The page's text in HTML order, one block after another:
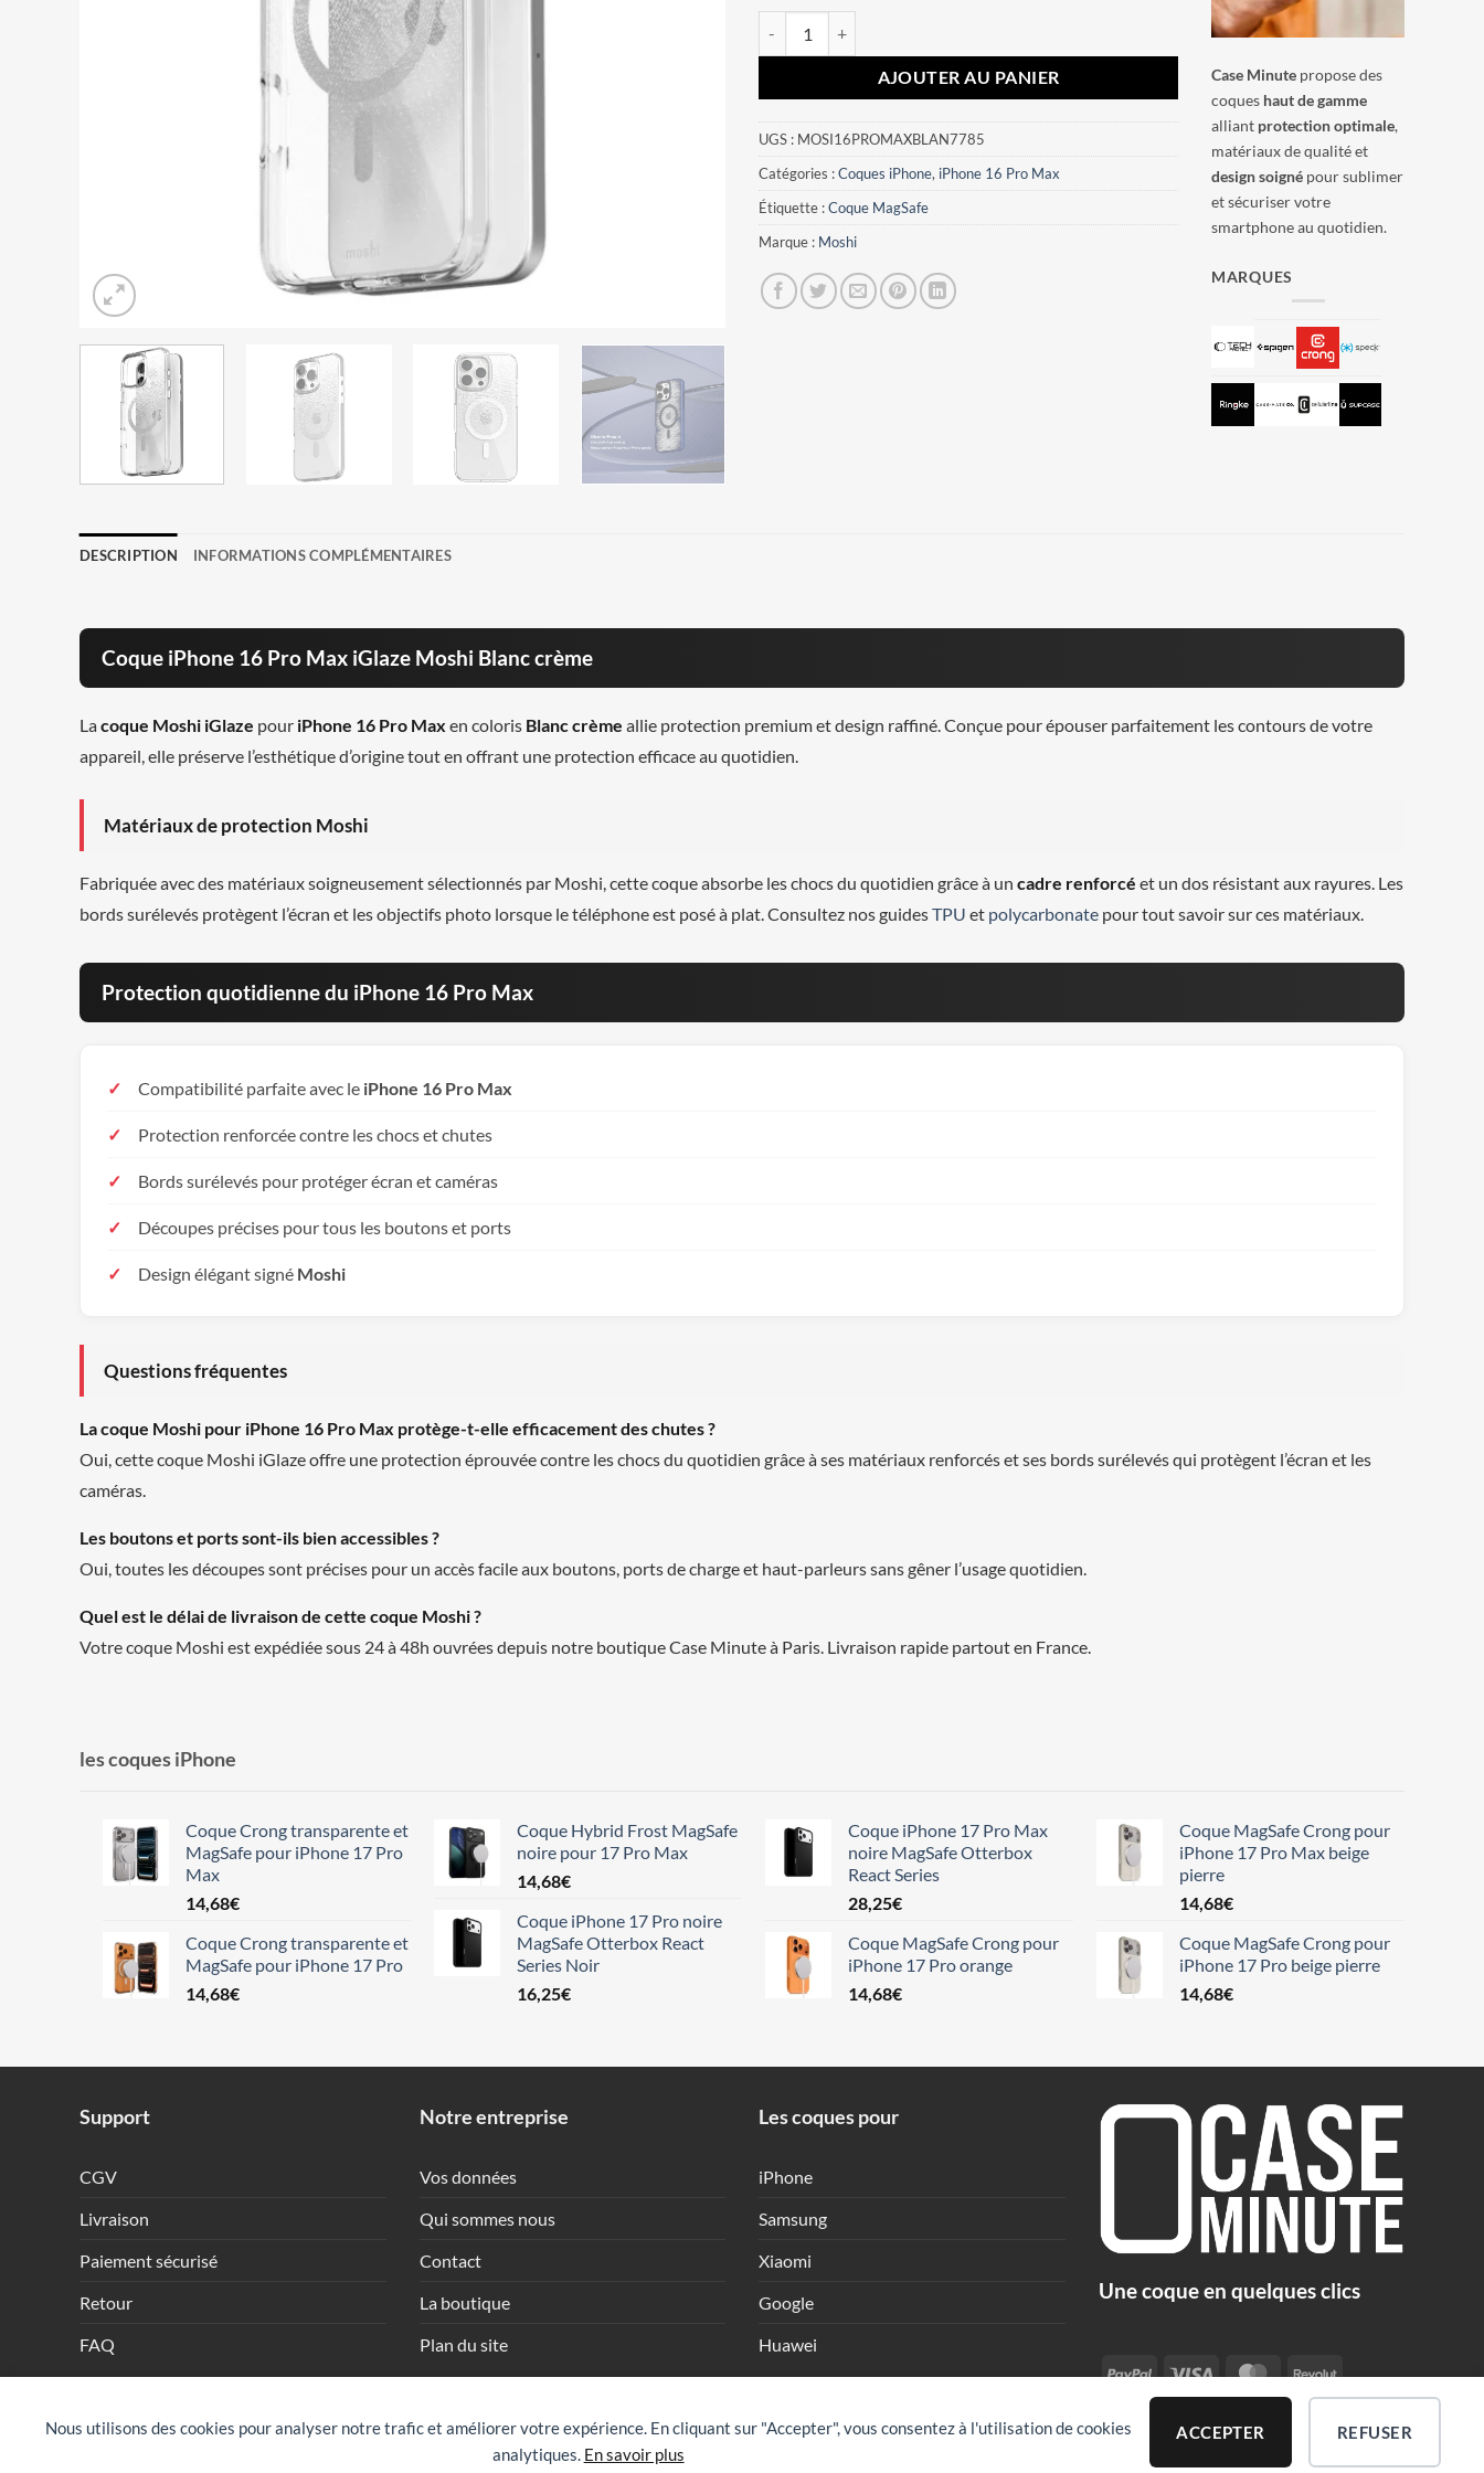
Nous utilisons des cookies pour analyser notre trafic et améliorer votre expérience. En cliquant sur "Accepter", vous consentez à l'utilisation de cookies
analytiques. En savoir plus
ACCEPTER REFUSER
AJOUTER AU PANIER
UGS : MOSI16PROMAXBLAN7785
Catégories :Coques iPhone, iPhone 16 Pro Max
Étiquette :Coque MagSafe
Marque : Moshi
Case Minute propose des
coques haut de gamme
alliant protection optimale,
matériaux de qualité et
design soigné pour sublimer
et sécuriser votre
smartphone au quotidien.
MARQUES
DESCRIPTION INFORMATIONS COMPLÉMENTAIRES
Coque iPhone 16 Pro Max iGlaze Moshi Blanc crème
Lacoque Moshi iGlaze pour iPhone 16 Pro Max en coloris Blanc crème allie protection premium et design raffiné. Conçue pour épouser parfaitement les contours de votre
appareil, elle préserve l’esthétique d’origine tout en offrant une protection efficace au quotidien.
Matériaux de protection Moshi
Fabriquée avec des matériaux soigneusement sélectionnés par Moshi, cette coque absorbe les chocs du quotidien grâce à un cadre renforcé et un dos résistant aux rayures. Les
bords surélevés protègent l’écran et les objectifs photo lorsque le téléphone est posé à plat. Consultez nos guidesTPU et polycarbonate pour tout savoir sur ces matériaux.
Protection quotidienne du iPhone 16 Pro Max
Compatibilité parfaite avec le iPhone 16 Pro Max
Protection renforcée contre les chocs et chutes
Bords surélevés pour protéger écran et caméras
Découpes précises pour tous les boutons et ports
Design élégant signé Moshi
Questions fréquentes
La coque Moshi pour iPhone 16 Pro Max protège-t-elle efficacement des chutes ?
Oui, cette coque Moshi iGlaze offre une protection éprouvée contre les chocs du quotidien grâce à ses matériaux renforcés et ses bords surélevés qui protègent l’écran et les
caméras.
Les boutons et ports sont-ils bien accessibles ?
Oui, toutes les découpes sont précises pour un accès facile aux boutons, ports de charge et haut-parleurs sans gêner l’usage quotidien.
Quel est le délai de livraison de cette coque Moshi ?
Votre coque Moshi est expédiée sous 24 à 48h ouvrées depuis notre boutique Case Minute à Paris. Livraison rapide partout en France.
les coques iPhone
Coque Crong transparente et
MagSafe pour iPhone 17 Pro
Max
14,68€
Coque Crong transparente et
MagSafe pour iPhone 17 Pro
14,68€
Coque Hybrid Frost MagSafe
noire pour 17 Pro Max
14,68€
Coque iPhone 17 Pro noire
MagSafe Otterbox React
Series Noir
16,25€
Coque iPhone 17 Pro Max
noire MagSafe Otterbox
React Series
28,25€
Coque MagSafe Crong pour
iPhone 17 Pro orange
14,68€
Coque MagSafe Crong pour
iPhone 17 Pro Max beige
pierre
14,68€
Coque MagSafe Crong pour
iPhone 17 Pro beige pierre
14,68€
Support
CGV
Livraison
Paiement sécurisé
Retour
FAQ
Notre entreprise
Vos données
Qui sommes nous
Contact
La boutique
Plan du site
Les coques pour
iPhone
Samsung
Xiaomi
Google
Huawei
Une coque en quelques clics
PayPal Visa MasterCardRevolut